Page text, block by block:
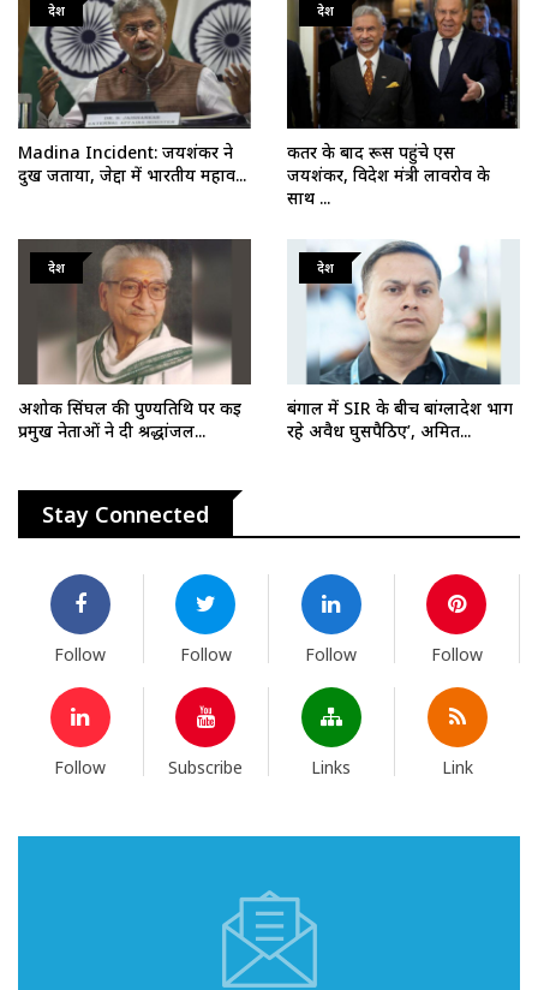
देश
Madina Incident: जयशंकर ने
दुख जताया, जेद्दा में भारतीय महाव...
देश
कतर के बाद रूस पहुंचे एस
जयशंकर, विदेश मंत्री लावरोव के
साथ ...
देश
अशोक सिंघल की पुण्यतिथि पर कई
प्रमुख नेताओं ने दी श्रद्धांजल...
देश
बंगाल में SIR के बीच बांग्लादेश भाग
रहे अवैध घुसपैठिए’, अमित...
Stay Connected
Follow Follow Follow Follow
Follow Subscribe Links Link